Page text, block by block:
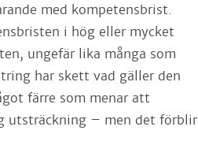
med kompetensbrist.
i hög eller mycket
ungefär lika många som
har skett vad gäller den
färre som menar att
utsträckning – men det förblir